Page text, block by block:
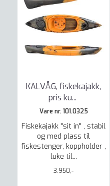
KALVÅG, fiskekajakk,
pris ku...
Vare nr. 101.0325
Fiskekajakk "sit in" , stabil
og med plass til
fiskestenger, koppholder ,
luke til...
3.950,-